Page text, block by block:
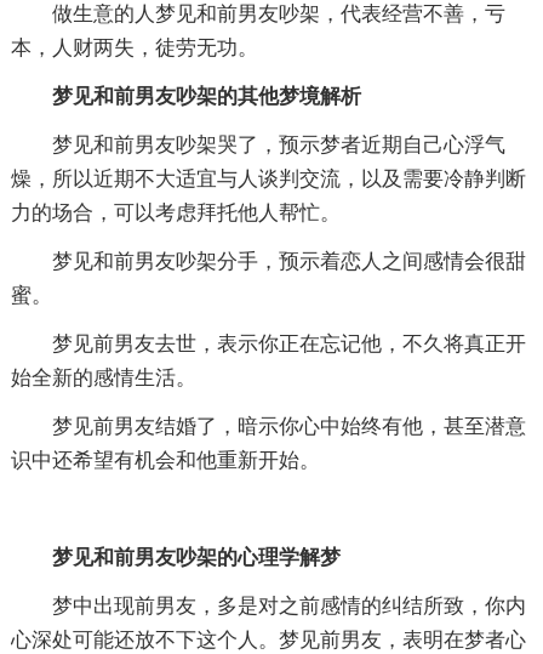
做生意的人梦见和前男友吵架，代表经营不善，亏
本，人财两失，徒劳无功。
梦见和前男友吵架的其他梦境解析
梦见和前男友吵架哭了，预示梦者近期自己心浮气
燥，所以近期不大适宜与人谈判交流，以及需要冷静判断
力的场合，可以考虑拜托他人帮忙。
梦见和前男友吵架分手，预示着恋人之间感情会很甜
蜜。
梦见前男友去世，表示你正在忘记他，不久将真正开
始全新的感情生活。
梦见前男友结婚了，暗示你心中始终有他，甚至潜意
识中还希望有机会和他重新开始。
梦见和前男友吵架的心理学解梦
梦中出现前男友，多是对之前感情的纠结所致，你内
心深处可能还放不下这个人。梦见前男友，表明在梦者心